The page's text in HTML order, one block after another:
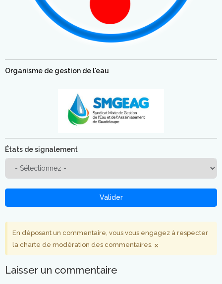
Organisme de gestion de l'eau
États de signalement
Valider
En déposant un commentaire, vous vous engagez à respecter
la charte de modération des commentaires. ×
Laisser un commentaire